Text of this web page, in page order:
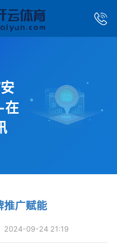
在
推广赋能
2024-09-24 21:19